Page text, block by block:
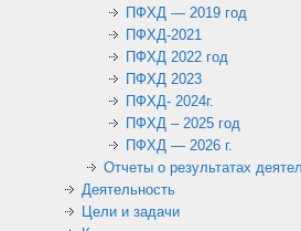
ПФХД — 2019 год
ПФХД-2021
ПФХД 2022 год
ПФХД 2023
ПФХД- 2024г.
ПФХД – 2025 год
ПФХД — 2026 г.
Отчеты о результатах
Деятельность
Цели и задачи